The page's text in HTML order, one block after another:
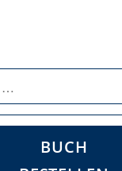
BUCH